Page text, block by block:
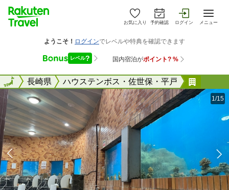
お気に入り 予約確認 ログイン メニュー
全国長崎県 ハウステンボス・佐世保・平戸
全国
1/15